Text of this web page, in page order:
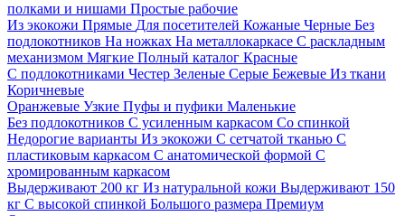
полками и нишами Простые рабочие
Из экокожи Прямые Для посетителей Кожаные Черные Без
подлокотников На ножках На металлокаркасе С раскладным
механизмом Мягкие Полный каталог Красные
С подлокотниками Честер Зеленые Серые Бежевые Из ткани
Коричневые
Оранжевые Узкие Пуфы и пуфики Маленькие
Без подлокотников С усиленным каркасом Со спинкой
Недорогие варианты Из экокожи С сетчатой тканью С
пластиковым каркасом С анатомической формой С
хромированным каркасом
Выдерживают 200 кг Из натуральной кожи Выдерживают 150
кг С высокой спинкой Большого размера Премиум